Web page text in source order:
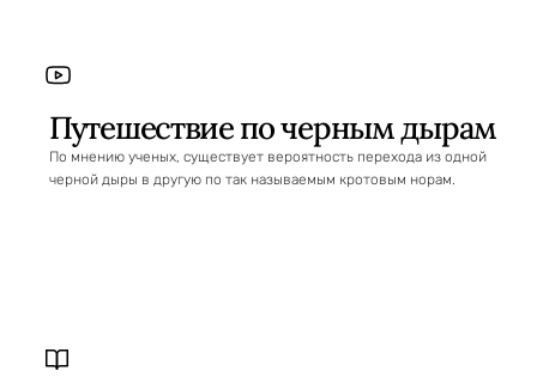
Путешествие по черным дырам
По мнению ученых, существует вероятность перехода из одной
черной дыры в другую по так называемым кротовым норам.